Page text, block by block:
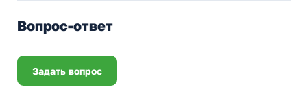
Вопрос-ответ
Задать вопрос